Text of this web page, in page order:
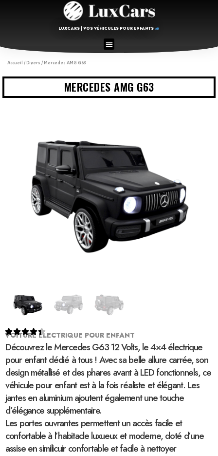
LUXCARS | VOS VÉHICULES POUR ENFANTS
Accueil / Divers / Mercedes AMG G63
MERCEDES AMG G63

VOITURE ELECTRIQUE POUR ENFANT
Découvrez le Mercedes G63 12 Volts, le 4×4 électrique
pour enfant dédié à tous ! Avec sa belle allure carrée, son
design métallisé et des phares avant à LED fonctionnels, ce
véhicule pour enfant est à la fois réaliste et élégant. Les
jantes en aluminium ajoutent également une touche
d’élégance supplémentaire.
Les portes ouvrantes permettent un accès facile et
confortable à l’habitacle luxueux et moderne, doté d’une
assise en similicuir confortable et facile à nettoyer